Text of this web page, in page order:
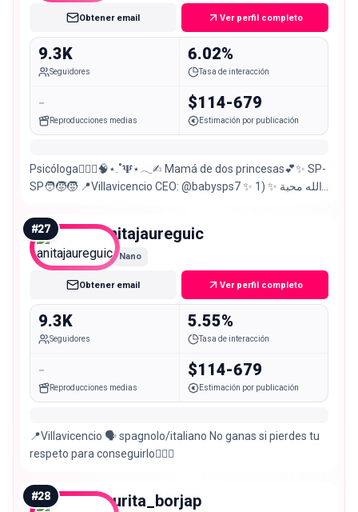
Obtener email Ver perfil completo
9.3K
Seguidores
6.02%
Tasa de interacción
-
Reproducciones medias
$114-679
Estimación por publicación
Psicóloga👩🏻‍⚕️🧠⋆.˚𝚿⋆𓂃✍︎ Mamá de dos princesas💕✨ SP-
SP🧑‍🧒‍🧒 📍Villavicencio CEO: @babysps7 ✨ الله محبة ✨ (1
#27 anitajaureguic
Nano
Obtener email Ver perfil completo
9.3K
Seguidores
5.55%
Tasa de interacción
-
Reproducciones medias
$114-679
Estimación por publicación
📍Villavicencio 🗣️ spagnolo/italiano No ganas si pierdes tu
respeto para conseguirlo🧚🏼‍♀️
#28 laurita_borjap